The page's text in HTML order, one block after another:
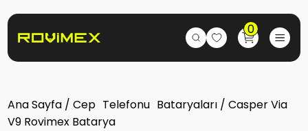
0
Ana Sayfa / Cep Telefonu Bataryaları / Casper Via
V9 Rovimex Batarya